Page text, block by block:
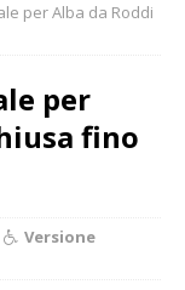
per Alba da Roddi
per
fino
Versione